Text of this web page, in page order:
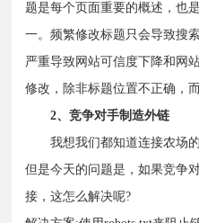
题是每个页面重要的概述，也
一。频繁修改标题只会导致搜
严重导致网站可信度下降和网
修改，除非标题位置不正确，
2、竞争对手制造外链
我想我们都知道连接农场
但是今天的问题是，如果竞争
接，这怎么解决呢?